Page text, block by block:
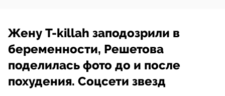
Жену T-killah заподозрили в
беременности, Решетова
поделилась фото до и после
похудения. Соцсети звезд